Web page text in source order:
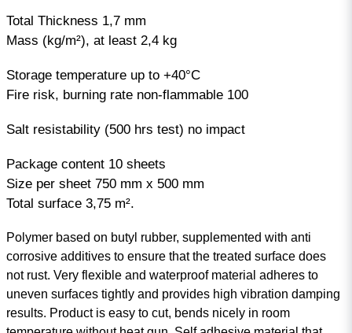
Total Thickness 1,7 mm
Mass (kg/m²), at least 2,4 kg
Storage temperature up to +40°C
Fire risk, burning rate non-flammable 100
Salt resistability (500 hrs test) no impact
Package content 10 sheets
Size per sheet 750 mm x 500 mm
Total surface 3,75 m².
Polymer based on butyl rubber, supplemented with anti
corrosive additives to ensure that the treated surface does
not rust. Very flexible and waterproof material adheres to
uneven surfaces tightly and provides high vibration damping
results. Product is easy to cut, bends nicely in room